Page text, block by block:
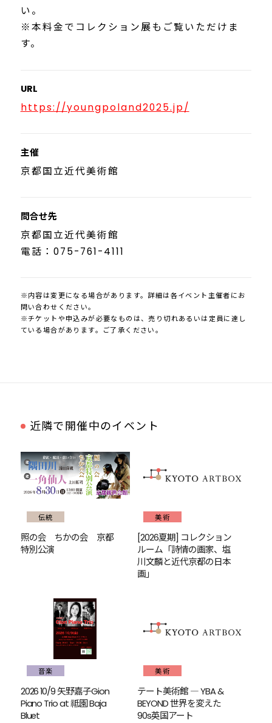
い。
※本料金でコレクション展もご覧いただけま
す。
URL
https://youngpoland2025.jp/
主催
京都国立近代美術館
問合せ先
京都国立近代美術館
電話：075-761-4111
※内容は変更になる場合があります。詳細は各イベント主催者にお
問い合わせください。
※チケットや申込みが必要なものは、売り切れあるいは定員に達し
ている場合があります。ご了承ください。
近隣で開催中のイベント
伝統
照の会 ちかの会 京都
特別公演
美術
[2026夏期] コレクション
ルーム「詩情の画家、塩
川文麟と近代京都の日本
画」
音楽
2026 10/9 矢野嘉子Gion
Piano Trio at 祗園 Baja
Bluet
美術
テート美術館 ― YBA &
BEYOND 世界を変えた
90s英国アート